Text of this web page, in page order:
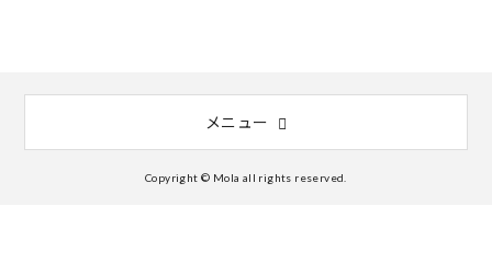
メニュー
Copyright © Mola all rights reserved.